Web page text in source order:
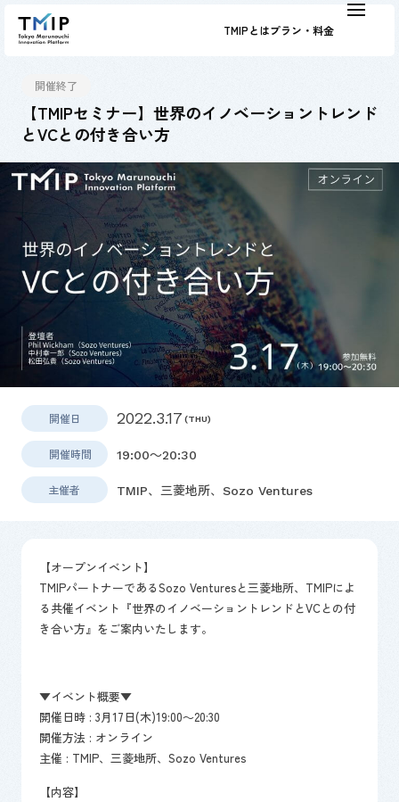
TMIPとはプラン・料金
開催終了
【TMIPセミナー】世界のイノベーショントレンド
とVCとの付き合い方
開催日 2022.3.17 (THU)
開催時間 19:00～20:30
主催者 TMIP、三菱地所、Sozo Ventures
【オープンイベント】
TMIPパートナーであるSozo Venturesと三菱地所、TMIPによ
る共催イベント『世界のイノベーショントレンドとVCとの付
き合い方』をご案内いたします。
▼イベント概要▼
開催日時 : 3月17日(木)19:00～20:30
開催方法 : オンライン
主催 : TMIP、三菱地所、Sozo Ventures
【内容】